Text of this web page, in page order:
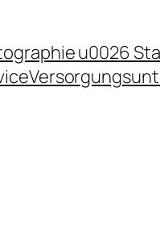
u0026